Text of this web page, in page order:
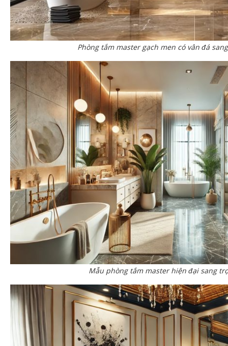
Phòng tắm master gạch men có vân đá
Mẫu phòng tắm master hiện đại sang